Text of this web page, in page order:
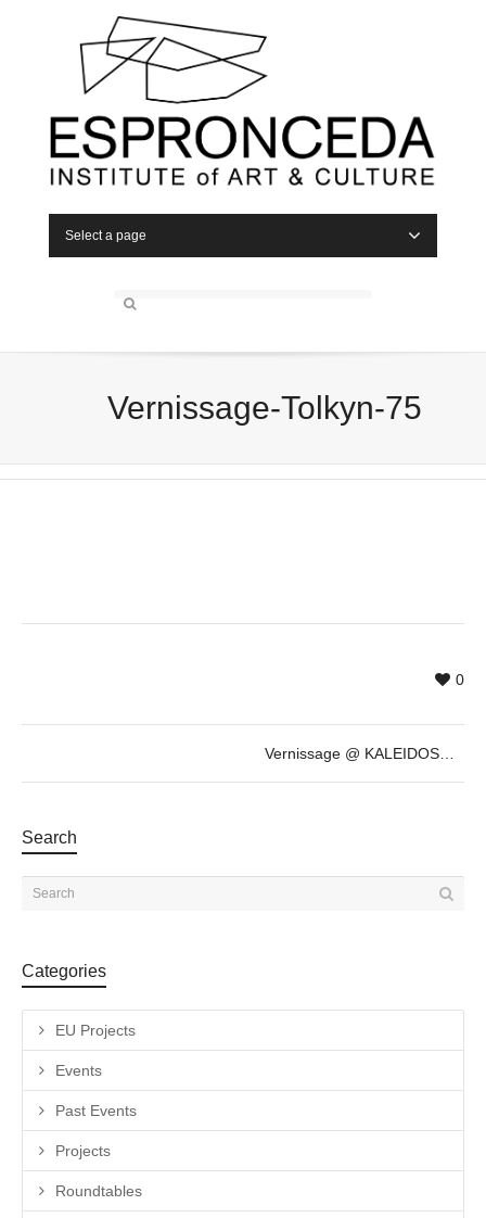
Select a page
Vernissage-Tolkyn-75
0
Search
Categories
EU Projects
Events
Past Events
Projects
Roundtables